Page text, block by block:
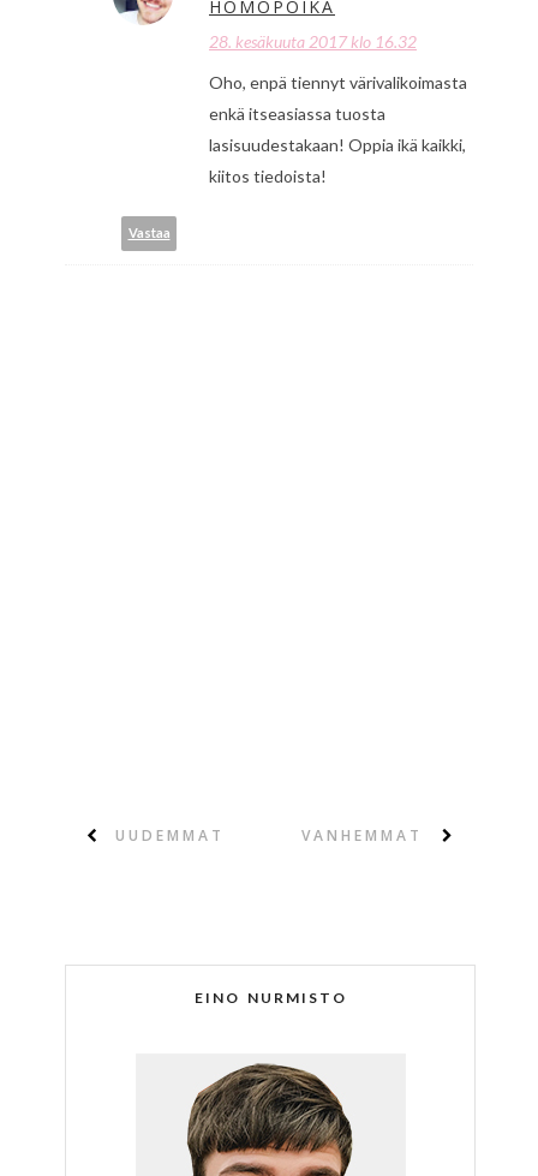
HOMOPOIKA
28. kesäkuuta 2017 klo 16.32
Oho, enpä tiennyt värivalikoimasta
enkä itseasiassa tuosta
lasisuudestakaan! Oppia ikä kaikki,
kiitos tiedoista!
Vastaa
UUDEMMAT VANHEMMAT
EINO NURMISTO